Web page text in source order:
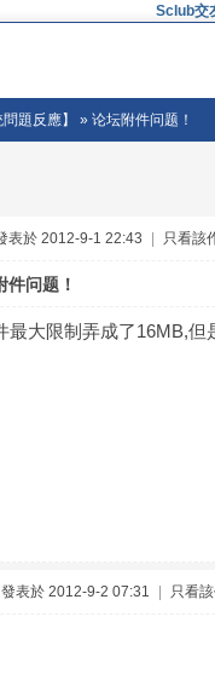
Sclub交
題反應】 » 论坛附件问题！
表於 2012-9-1 22:43 只看該
件问题！
最大限制弄成了16MB,但
發表於 2012-9-2 07:31 只看